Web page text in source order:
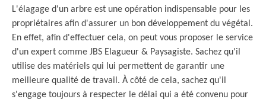
L'élagage d'un arbre est une opération indispensable pour les
propriétaires afin d'assurer un bon développement du végétal.
En effet, afin d'effectuer cela, on peut vous proposer le service
d'un expert comme JBS Elagueur & Paysagiste. Sachez qu'il
utilise des matériels qui lui permettent de garantir une
meilleure qualité de travail. À côté de cela, sachez qu'il
s'engage toujours à respecter le délai qui a été convenu pour